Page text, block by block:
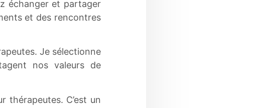
échanger et partager
et des rencontres
Je sélectionne
nos valeurs de
thérapeutes. C’est un